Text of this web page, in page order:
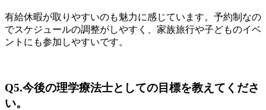
有給休暇が取りやすいのも魅力に感じています。予約制なの
でスケジュールの調整がしやすく、家族旅行や子どものイベ
ントにも参加しやすいです。
Q5.今後の理学療法士としての目標を教えてくださ
い。